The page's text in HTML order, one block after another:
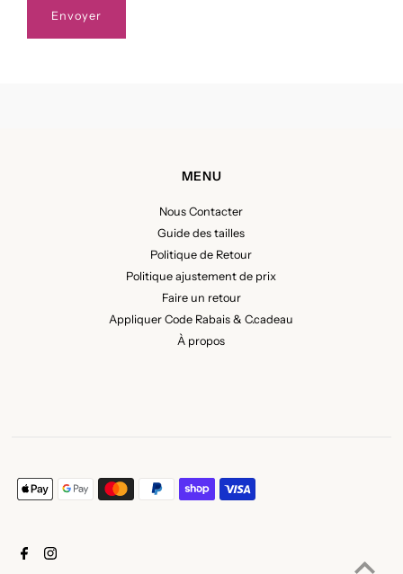
MENU
Nous Contacter
Guide des tailles
Politique de Retour
Politique ajustement de prix
Faire un retour
Appliquer Code Rabais & C.cadeau
À propos